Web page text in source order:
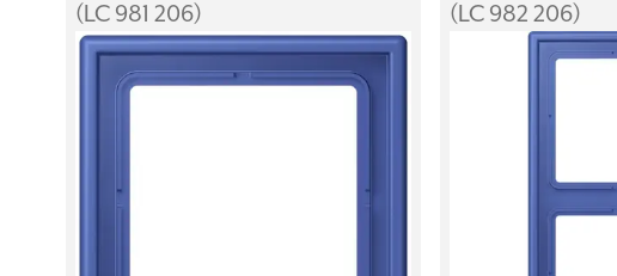
(LC 981 206)
(LC 982 206)